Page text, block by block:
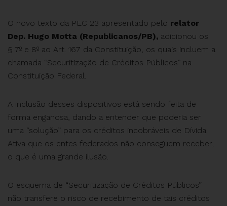
O novo texto da PEC 23 apresentado pelo relator
Dep. Hugo Motta (Republicanos/PB), adicionou os
§ 7º e 8º ao Art. 167 da Constituição, os quais incluem a
chamada “Securitização de Créditos Públicos” na
Constituição Federal.
A inclusão desses dispositivos está sendo feita de
forma enganosa, dando a entender que poderia ser
uma “solução” para os créditos incobráveis de Dívida
Ativa que os entes federados não conseguem receber,
o que é uma grande ilusão.
O esquema de “Securitização de Créditos Públicos”
não transfere o risco de recebimento de tais créditos